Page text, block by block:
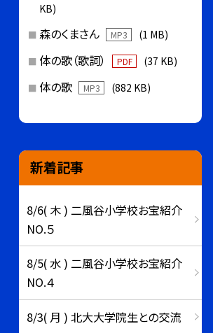
KB)
森のくまさん MP3 (1 MB)
体の歌（歌詞） PDF (37 KB)
体の歌 MP3 (882 KB)
新着記事
8/6( 木 ) 二風谷小学校お宝紹介
NO.５
8/5( 水 ) 二風谷小学校お宝紹介
NO.４
8/3( 月 ) 北大大学院生との交流